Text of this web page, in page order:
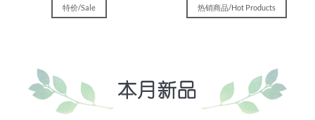
特价/Sale 热销商品/Hot Products